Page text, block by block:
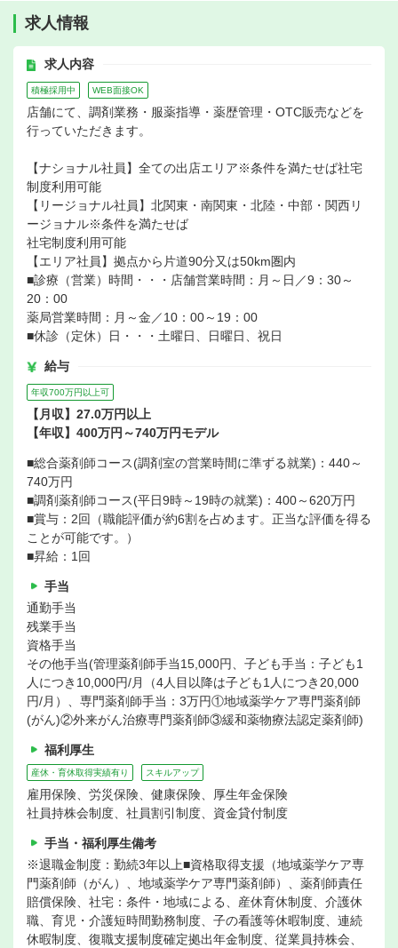
求人情報
求人内容
積極採用中 WEB面接OK
店舗にて、調剤業務・服薬指導・薬歴管理・OTC販売などを
行っていただきます。
【ナショナル社員】全ての出店エリア※条件を満たせば社宅
制度利用可能
【リージョナル社員】北関東・南関東・北陸・中部・関西リ
ージョナル※条件を満たせば
社宅制度利用可能
【エリア社員】拠点から片道90分又は50km圏内
■診療（営業）時間・・・店舗営業時間：月～日／9：30～
20：00
薬局営業時間：月～金／10：00～19：00
■休診（定休）日・・・土曜日、日曜日、祝日
給与
年収700万円以上可
【月収】27.0万円以上
【年収】400万円～740万円モデル
■総合薬剤師コース(調剤室の営業時間に準ずる就業)：440～
740万円
■調剤薬剤師コース(平日9時～19時の就業)：400～620万円
■賞与：2回（職能評価が約6割を占めます。正当な評価を得る
ことが可能です。）
■昇給：1回
手当
通勤手当
残業手当
資格手当
その他手当(管理薬剤師手当15,000円、子ども手当：子ども1
人につき10,000円/月（4人目以降は子ども1人につき20,000
円/月）、専門薬剤師手当：3万円①地域薬学ケア専門薬剤師
(がん)②外来がん治療専門薬剤師③緩和薬物療法認定薬剤師)
福利厚生
産休・育休取得実績有り スキルアップ
雇用保険、労災保険、健康保険、厚生年金保険
社員持株会制度、社員割引制度、資金貸付制度
手当・福利厚生備考
※退職金制度：勤続3年以上■資格取得支援（地域薬学ケア専
門薬剤師（がん）、地域薬学ケア専門薬剤師）、薬剤師責任
賠償保険、社宅：条件・地域による、産休育休制度、介護休
職、育児・介護短時間勤務制度、子の看護等休暇制度、連続
休暇制度、復職支援制度確定拠出年金制度、従業員持株会、